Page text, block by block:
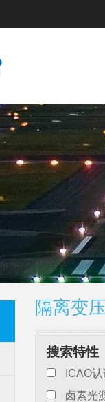
隔离变
搜索特性
ICAO
卤素光